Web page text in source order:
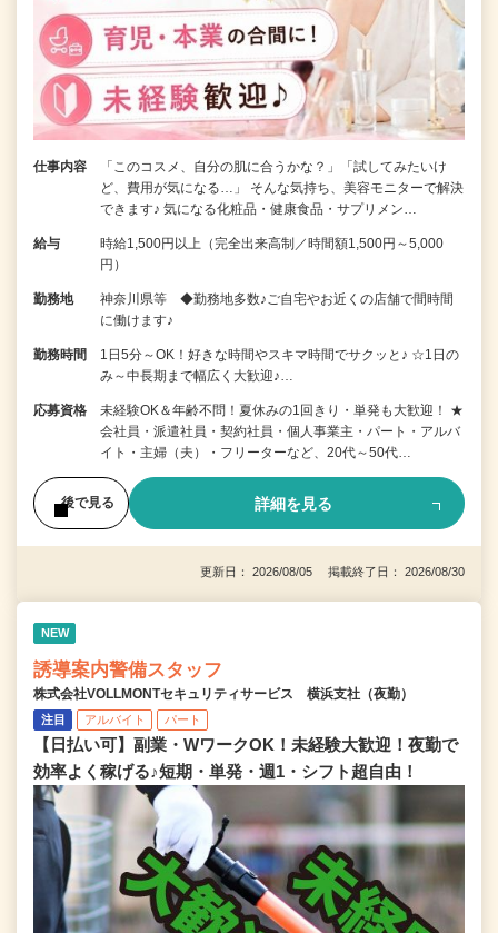
仕事内容
「このコスメ、自分の肌に合うかな？」「試してみたいけ
ど、費用が気になる…」 そんな気持ち、美容モニターで解決
できます♪ 気になる化粧品・健康食品・サプリメン…
給与
時給1,500円以上（完全出来高制／時間額1,500円～5,000
円）
勤務地
神奈川県等 ◆勤務地多数♪ご自宅やお近くの店舗で間時間
に働けます♪
勤務時間
1日5分～OK！好きな時間やスキマ時間でサクッと♪ ☆1日の
み～中長期まで幅広く大歓迎♪…
応募資格
未経験OK＆年齢不問！夏休みの1回きり・単発も大歓迎！ ★
会社員・派遣社員・契約社員・個人事業主・パート・アルバ
イト・主婦（夫）・フリーターなど、20代～50代…
後で見る 詳細を見る
更新日： 2026/08/05 掲載終了日： 2026/08/30
NEW
誘導案内警備スタッフ
株式会社VOLLMONTセキュリティサービス 横浜支社（夜勤）
注目 アルバイト パート
【日払い可】副業・WワークOK！未経験大歓迎！夜勤で
効率よく稼げる♪短期・単発・週1・シフト超自由！